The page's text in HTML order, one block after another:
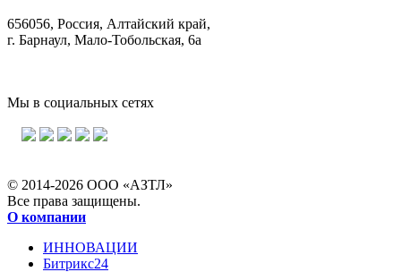
656056, Россия, Алтайский край,
г. Барнаул, Мало-Тобольская, 6а
Мы в социальных сетях
© 2014-2026 ООО «АЗТЛ»
Все права защищены.
О компании
ИННОВАЦИИ
Битрикс24